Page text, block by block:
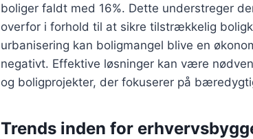
boliger faldt med 16%. Dette understreger
overfor i forhold til at sikre tilstrækkelig
urbanisering kan boligmangel blive en
negativt. Effektive løsninger kan være
og boligprojekter, der fokuserer på
Trends inden for